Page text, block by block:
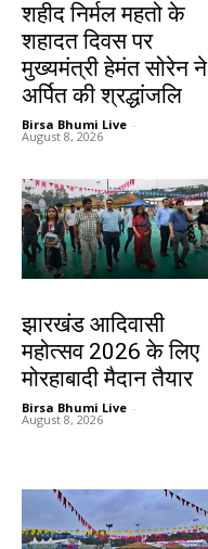
शहीद निर्मल महतो के
शहादत दिवस पर
मुख्यमंत्री हेमंत सोरेन ने
अर्पित की श्रद्धांजलि
Birsa Bhumi Live -
August 8, 2026
झारखंड आदिवासी
महोत्सव 2026 के लिए
मोरहाबादी मैदान तैयार
Birsa Bhumi Live -
August 8, 2026